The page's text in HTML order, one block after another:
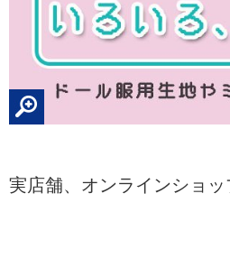
実店舗、オンラインショ